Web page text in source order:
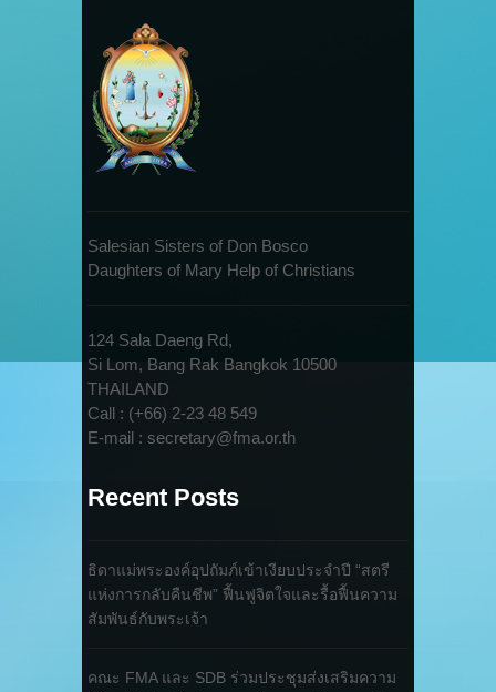
Salesian Sisters of Don Bosco
Daughters of Mary Help of Christians
124 Sala Daeng Rd,
Si Lom, Bang Rak Bangkok 10500
THAILAND
Call : (+66) 2-23 48 549
E-mail : secretary@fma.or.th
Recent Posts
ธิดาแม่พระองค์อุปถัมภ์เข้าเงียบประจำปี “สตรี
แห่งการกลับคืนชีพ” ฟื้นฟูจิตใจและรื้อฟื้นความ
สัมพันธ์กับพระเจ้า
คณะ FMA และ SDB ร่วมประชุมส่งเสริมความ